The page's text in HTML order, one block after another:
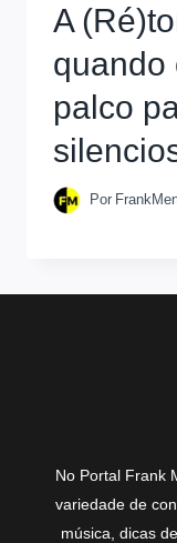
A
quando
palco
Por
No Portal Frank
variedade de
música, dicas